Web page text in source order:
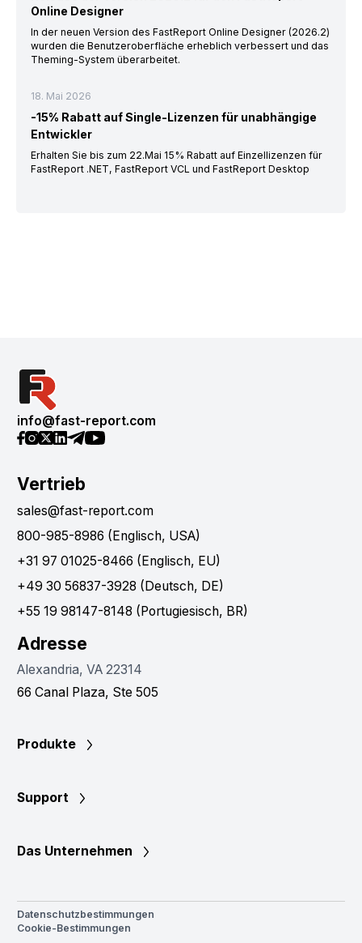
Online Designer
In der neuen Version des FastReport Online Designer (2026.2)
wurden die Benutzeroberfläche erheblich verbessert und das
Theming-System überarbeitet.
18. Mai 2026
-15% Rabatt auf Single-Lizenzen für unabhängige
Entwickler
Erhalten Sie bis zum 22.Mai 15% Rabatt auf Einzellizenzen für
FastReport .NET, FastReport VCL und FastReport Desktop
info@fast-report.com
Vertrieb
sales@fast-report.com
800-985-8986 (Englisch, USA)
+31 97 01025-8466 (Englisch, EU)
+49 30 56837-3928 (Deutsch, DE)
+55 19 98147-8148 (Portugiesisch, BR)
Adresse
Alexandria, VA 22314
66 Canal Plaza, Ste 505
Produkte
Support
Das Unternehmen
Datenschutzbestimmungen
Cookie-Bestimmungen